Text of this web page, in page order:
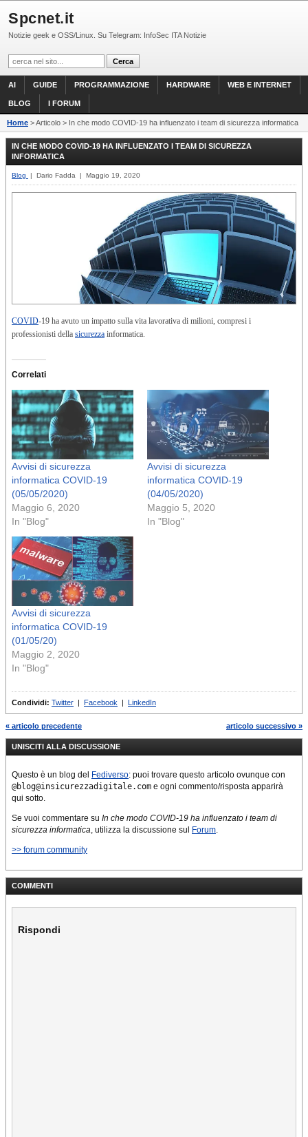
Spcnet.it
Notizie geek e OSS/Linux. Su Telegram: InfoSec ITA Notizie
AI GUIDE PROGRAMMAZIONE HARDWARE WEB E INTERNET
BLOG I FORUM
Home > Articolo > In che modo COVID-19 ha influenzato i team di sicurezza informatica
IN CHE MODO COVID-19 HA INFLUENZATO I TEAM DI SICUREZZA
INFORMATICA
Blog | Dario Fadda | Maggio 19, 2020
COVID-19 ha avuto un impatto sulla vita lavorativa di milioni, compresi i
professionisti della sicurezza informatica.
Correlati
Avvisi di sicurezza
informatica COVID-19
(05/05/2020)
Maggio 6, 2020
In "Blog"
Avvisi di sicurezza
informatica COVID-19
(04/05/2020)
Maggio 5, 2020
In "Blog"
Avvisi di sicurezza
informatica COVID-19
(01/05/20)
Maggio 2, 2020
In "Blog"
Condividi: Twitter Facebook LinkedIn
« articolo precedente articolo successivo »
UNISCITI ALLA DISCUSSIONE
Questo è un blog del Fediverso: puoi trovare questo articolo ovunque con
@blog@insicurezzadigitale.com e ogni commento/risposta apparirà
qui sotto.
Se vuoi commentare su In che modo COVID-19 ha influenzato i team di
sicurezza informatica, utilizza la discussione sul Forum.
>> forum community
COMMENTI
Rispondi